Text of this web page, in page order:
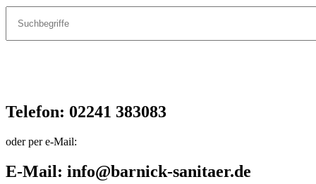
Telefon: 02241 383083
oder per e-Mail:
E-Mail: info@barnick-sanitaer.de
Sanitär-
und
Heizungsinstallationen